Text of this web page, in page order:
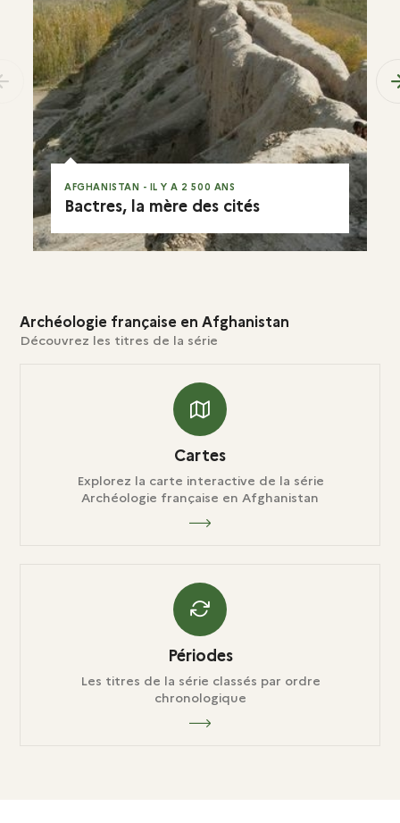
previous
Bactres, la mère des cités
AFGHANISTAN - IL Y A 2 500 ANS
EN RÉSUMÉ
Archéologie française en Afghanistan
Découvrez les titres de la série
Cartes
Explorez la carte interactive de la série
Archéologie française en Afghanistan
Périodes
Les titres de la série classés par ordre
chronologique